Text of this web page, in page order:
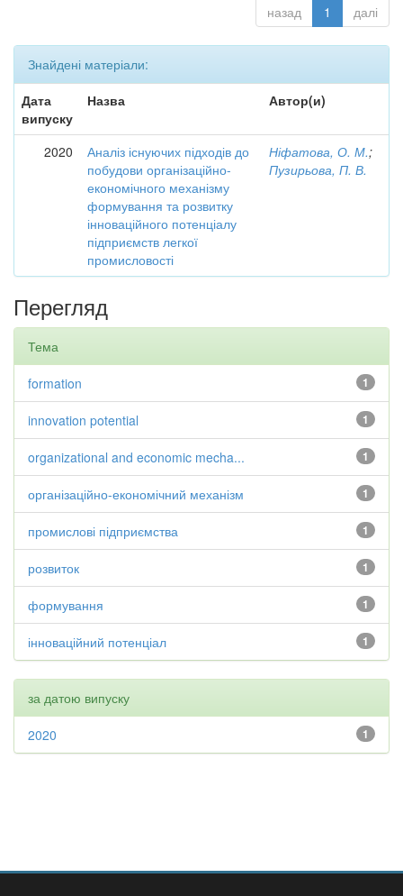
назад 1 далі
Знайдені матеріали:
Дата
випуску
Назва Автор(и)
2020
Аналіз існуючих підходів до
побудови організаційно-
економічного механізму
формування та розвитку
інноваційного потенціалу
підприємств легкої
промисловості
Ніфатова, О. М.;
Пузирьова, П. В.
Перегляд
Тема
1
formation
1
innovation potential
1
organizational and economic mecha...
1
організаційно-економічний механізм
1
промислові підприємства
1
розвиток
1
формування
1
інноваційний потенціал
за датою випуску
1
2020